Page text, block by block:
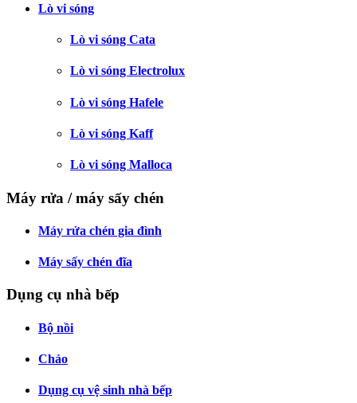
Lò vi sóng
Lò vi sóng Cata
Lò vi sóng Electrolux
Lò vi sóng Hafele
Lò vi sóng Kaff
Lò vi sóng Malloca
Máy rửa / máy sấy chén
Máy rửa chén gia đình
Máy sấy chén đĩa
Dụng cụ nhà bếp
Bộ nồi
Chảo
Dụng cụ vệ sinh nhà bếp